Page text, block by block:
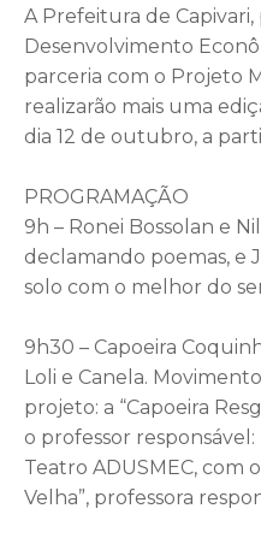
A Prefeitura de
Desenvolvimento
parceria com o Projeto
realizarão mais uma
dia 12 de outubro, a
PROGRAMAÇÃO
9h – Ronei Bossolan e
declamando poemas, e
solo com o melhor do
9h30 – Capoeira
Loli e Canela.
projeto: a “Capoeira
o professor
Teatro ADUSMEC, com
Velha”, professora